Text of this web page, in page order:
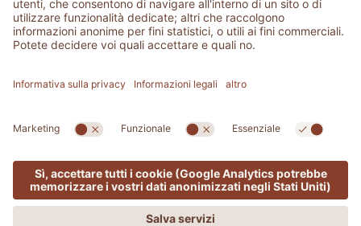
©2026ADLER Thermae
Part. IVA IT 02329600213
CIN: IT052030A15USLIOOJ
generali.Whistleblowing